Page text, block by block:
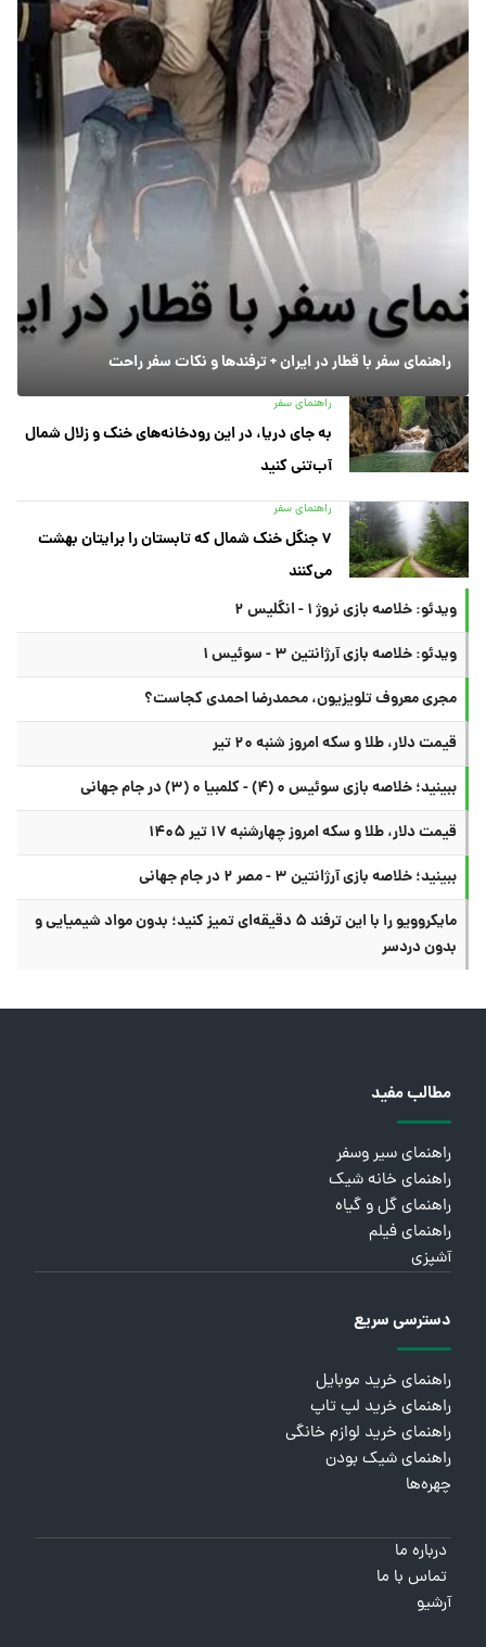
راهنمای سفر با قطار در ایران + ترفندها و نکات سفر راحت
راهنمای سفر
به جای دریا، در این رودخانه‌های خنک و زلال شمال
آب‌تنی کنید
راهنمای سفر
۷ جنگل خنک شمال که تابستان را برایتان بهشت
می‌کنند
ویدئو: خلاصه بازی نروژ ۱ - انگلیس ۲
ویدئو: خلاصه بازی آرژانتین ۳ - سوئیس ۱
مجری معروف تلویزیون، محمدرضا احمدی کجاست؟
قیمت دلار، طلا و سکه امروز شنبه ۲۰ تیر
ببینید؛ خلاصه بازی سوئیس ۰ (۴) - کلمبیا ۰ (۳) در جام جهانی
قیمت دلار، طلا و سکه امروز چهارشنبه ۱۷ تیر ۱۴۰۵
ببینید؛ خلاصه بازی آرژانتین ۳ - مصر ۲ در جام جهانی
مایکروویو را با این ترفند ۵ دقیقه‌ای تمیز کنید؛ بدون مواد شیمیایی و
بدون دردسر
مطالب مفید
راهنمای سیر وسفر
راهنمای خانه شیک
راهنمای گل و گیاه
راهنمای فیلم
آشپزی
دسترسی سریع
راهنمای خرید موبایل
راهنمای خرید لپ تاپ
راهنمای خرید لوازم خانگی
راهنمای شیک بودن
چهره‌ها
درباره ما
تماس با ما
آرشیو